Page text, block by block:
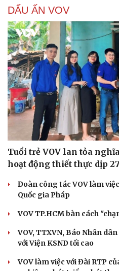
DẤU ẤN VOV
Tuổi trẻ VOV lan tỏa
hoạt động thiết thực dịp
Đoàn công tác VOV làm
Quốc gia Pháp
VOV TP.HCM bàn cách
VOV, TTXVN, Báo Nhân
với Viện KSND tối cao
VOV làm việc với Đài RTP